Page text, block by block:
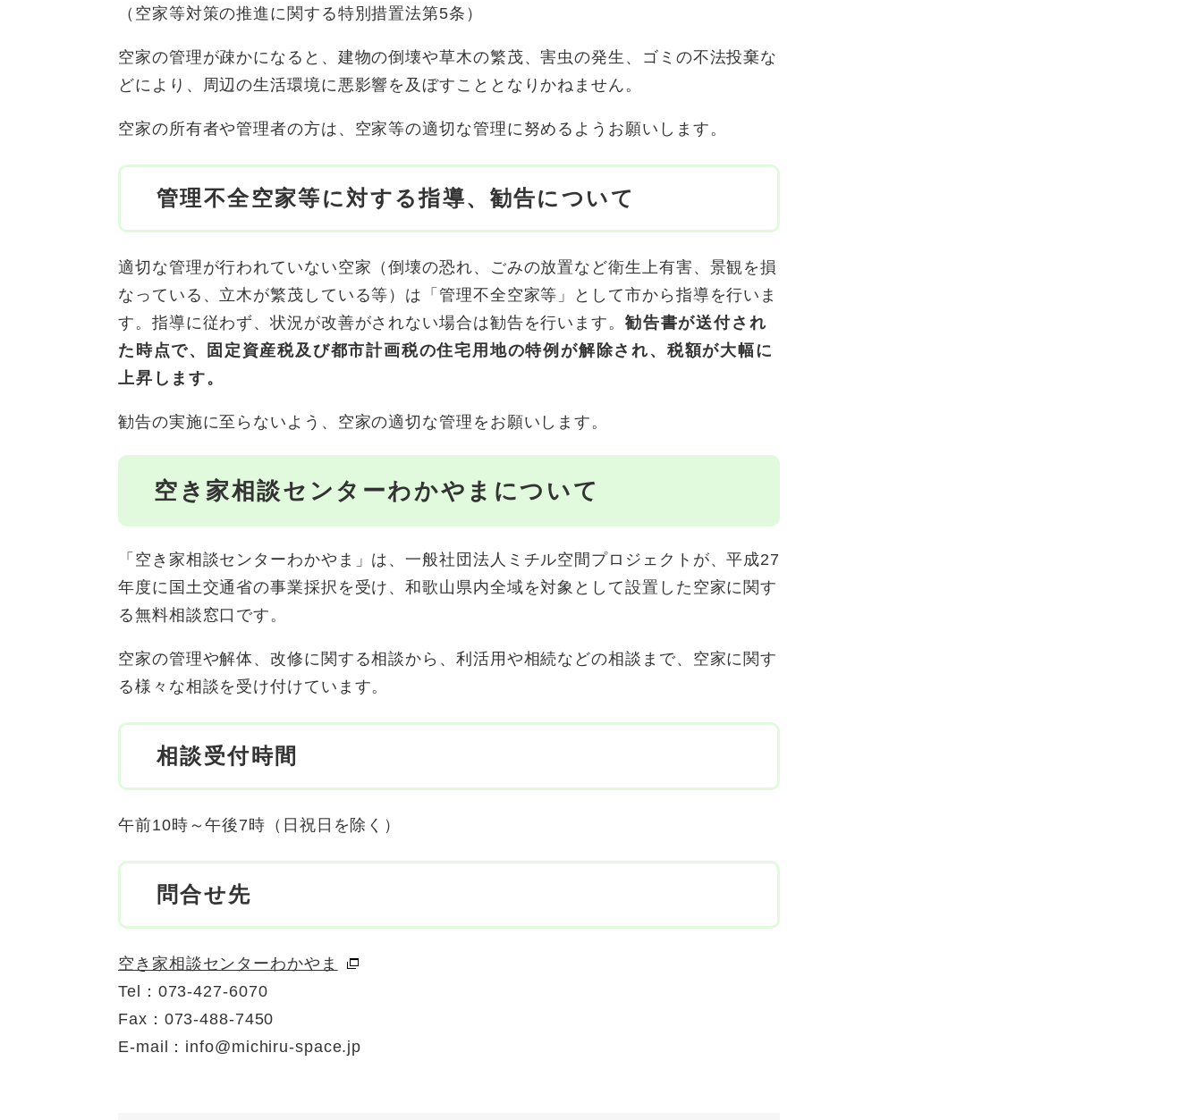
（空家等対策の推進に関する特別措置法第5条）
空家の管理が疎かになると、建物の倒壊や草木の繁茂、害虫の発生、ゴミの不法投棄な
どにより、周辺の生活環境に悪影響を及ぼすこととなりかねません。
空家の所有者や管理者の方は、空家等の適切な管理に努めるようお願いします。
管理不全空家等に対する指導、勧告について
適切な管理が行われていない空家（倒壊の恐れ、ごみの放置など衛生上有害、景観を損
なっている、立木が繁茂している等）は「管理不全空家等」として市から指導を行いま
す。指導に従わず、状況が改善がされない場合は勧告を行います。 勧告書が送付され
た時点で、固定資産税及び都市計画税の住宅用地の特例が解除され、税額が大幅に
上昇します。
勧告の実施に至らないよう、空家の適切な管理をお願いします。
空き家相談センターわかやまについて
「空き家相談センターわかやま」は、一般社団法人ミチル空間プロジェクトが、平成27
年度に国土交通省の事業採択を受け、和歌山県内全域を対象として設置した空家に関す
る無料相談窓口です。
空家の管理や解体、改修に関する相談から、利活用や相続などの相談まで、空家に関す
る様々な相談を受け付けています。
相談受付時間
午前10時～午後7時（日祝日を除く）
問合せ先
空き家相談センターわかやま
​Tel：073-427-6070
Fax：073-488-7450
E-mail：info@michiru-space.jp